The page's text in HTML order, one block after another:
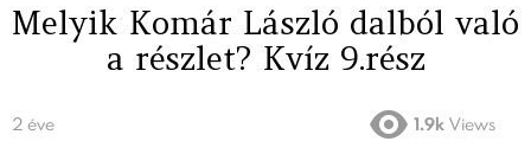
Melyik Komár László dalból való
a részlet? Kvíz 9.rész
2 éve 1.9k Views